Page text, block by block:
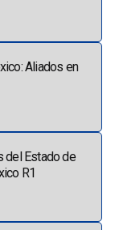
Aliados en
del Estado de
R1